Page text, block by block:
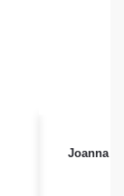
Joanna